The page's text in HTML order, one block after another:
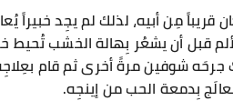
مِن أبيه، لذلك لم يجِد خبيراً
قبل أن يشعُر بِهالة الخشب تُحيط
شوفين مرةً أخرى ثم قام
بِدمعة الحب من إينجِه.